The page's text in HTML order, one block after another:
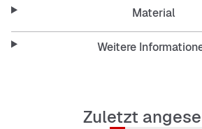
vereint zeitloses Design mit
Streifen aus Wildleder und die
Spezial Details feiern dasadidas
Material
Weitere
Zuletzt